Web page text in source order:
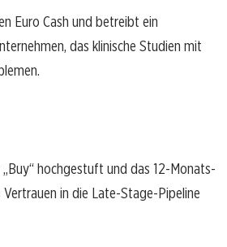
Euro Cash und betreibt ein
das klinische Studien mit
hochgestuft und das 12-Monats-
in die Late-Stage-Pipeline